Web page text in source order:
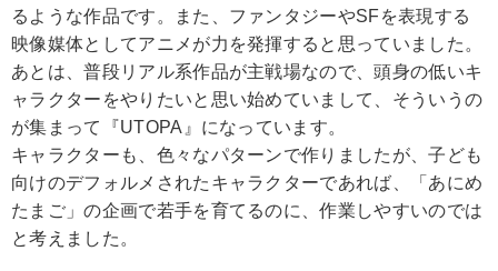
るような作品です。また、ファンタジーやSFを表現する
映像媒体としてアニメが力を発揮すると思っていました。
あとは、普段リアル系作品が主戦場なので、頭身の低いキ
ャラクターをやりたいと思い始めていまして、そういうの
が集まって『UTOPA』になっています。
キャラクターも、色々なパターンで作りましたが、子ども
向けのデフォルメされたキャラクターであれば、「あにめ
たまご」の企画で若手を育てるのに、作業しやすいのでは
と考えました。